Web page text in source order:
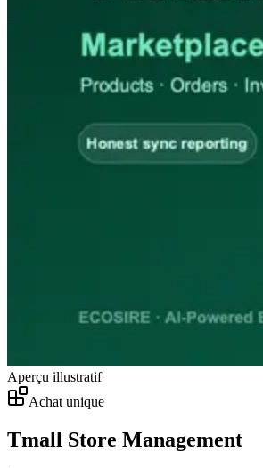
Aperçu illustratif
Achat unique
Tmall Store Management